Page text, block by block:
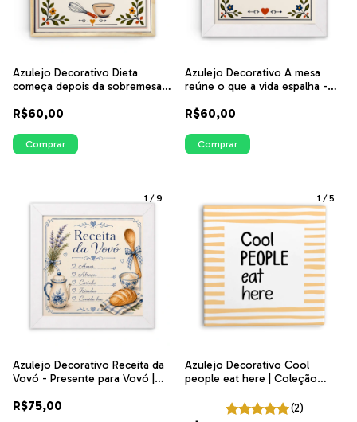
Azulejo Decorativo Dieta
começa depois da sobremesa -
R$60,00
Comprar
Azulejo Decorativo A mesa
reúne o que a vida espalha -
R$60,00
Comprar
1 /9
Azulejo Decorativo Receita da
Vovó - Presente para Vovó |
R$75,00
1 /5
Azulejo Decorativo Cool
people eat here | Coleção
(2)